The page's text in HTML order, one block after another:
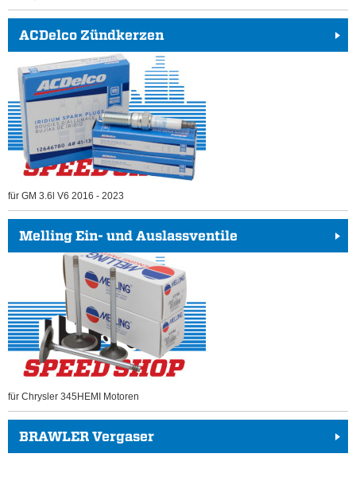
ACDelco Zündkerzen
für GM 3.6l V6 2016 - 2023
Melling Ein- und Auslassventile
für Chrysler 345HEMI Motoren
BRAWLER Vergaser